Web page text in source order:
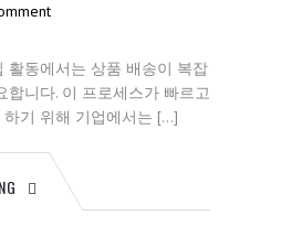
활동에서는 상품 배송이 복잡
합니다. 이 프로세스가 빠르고
기 위해 기업에서는 […]